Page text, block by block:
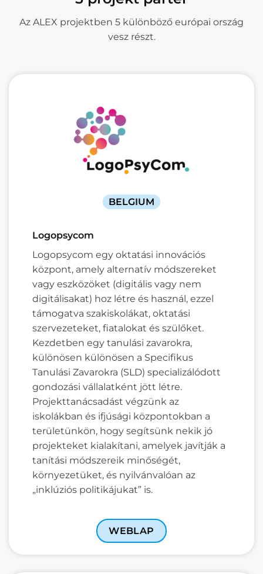
Az ALEX projektben 5 különböző európai ország
vesz részt.
BELGIUM
Logopsycom
Logopsycom egy oktatási innovációs
központ, amely alternatív módszereket
vagy eszközöket (digitális vagy nem
digitálisakat) hoz létre és használ, ezzel
támogatva szakiskolákat, oktatási
szervezeteket, fiatalokat és szülőket.
Kezdetben egy tanulási zavarokra,
különösen különösen a Specifikus
Tanulási Zavarokra (SLD) specializálódott
gondozási vállalatként jött létre.
Projekttanácsadást végzünk az
iskolákban és ifjúsági központokban a
területünkön, hogy segítsünk nekik jó
projekteket kialakítani, amelyek javítják a
tanítási módszereik minőségét,
környezetüket, és nyilvánvalóan az
„inklúziós politikájukat” is.
WEBLAP